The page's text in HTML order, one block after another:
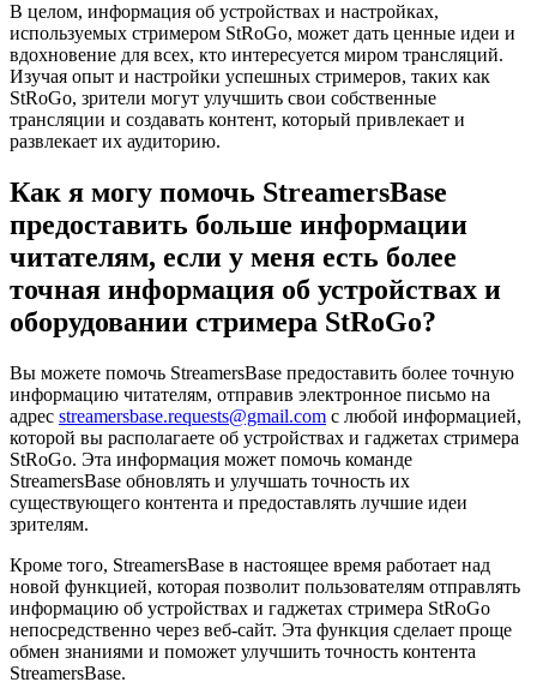
В целом, информация об устройствах и настройках,
используемых стримером StRoGo, может дать ценные идеи и
вдохновение для всех, кто интересуется миром трансляций.
Изучая опыт и настройки успешных стримеров, таких как
StRoGo, зрители могут улучшить свои собственные
трансляции и создавать контент, который привлекает и
развлекает их аудиторию.
Как я могу помочь StreamersBase
предоставить больше информации
читателям, если у меня есть более
точная информация об устройствах и
оборудовании стримера StRoGo?
Вы можете помочь StreamersBase предоставить более точную
информацию читателям, отправив электронное письмо на
адрес streamersbase.requests@gmail.com с любой информацией,
которой вы располагаете об устройствах и гаджетах стримера
StRoGo. Эта информация может помочь команде
StreamersBase обновлять и улучшать точность их
существующего контента и предоставлять лучшие идеи
зрителям.
Кроме того, StreamersBase в настоящее время работает над
новой функцией, которая позволит пользователям отправлять
информацию об устройствах и гаджетах стримера StRoGo
непосредственно через веб-сайт. Эта функция сделает проще
обмен знаниями и поможет улучшить точность контента
StreamersBase.